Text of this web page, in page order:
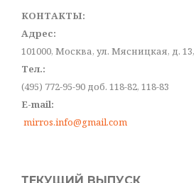
КОНТАКТЫ:
Адрес:
101000, Москва, ул. Мясницкая, д. 13,
Тел.:
(495) 772-95-90 доб. 118-82, 118-83
E-mail:
mirros.info@gmail.com
ТЕКУЩИЙ ВЫПУСК